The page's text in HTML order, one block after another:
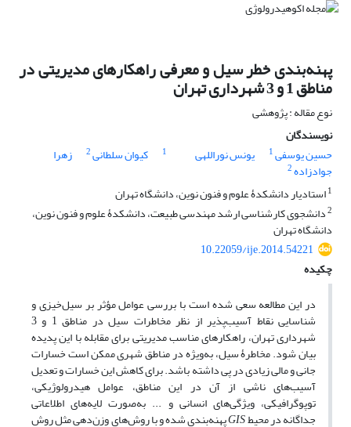
پهنه‌بندی خطر سیل و معرفی راهکارهای مدیریتی در
مناطق 1 و 3 شهرداری تهران
نوع مقاله : پژوهشی
نویسندگان
حسین یوسفی1 یونس نوراللهی 1 کیوان سلطانی2 زهرا
جوادزاده2
1استادیار دانشکدۀ علوم و فنون نوین، دانشگاه تهران
2دانشجوی کارشناسی ارشد مهندسی طبیعت، دانشکدۀ علوم و فنون نوین،
دانشگاه تهران
10.22059/ije.2014.54221
چکیده
در این مطالعه سعی شده است با بررسی عوامل مؤثر بر سیل‌خیزی و
شناسایی نقاط آسیب‌پذیر از نظر مخاطرات سیل در مناطق 1 و 3
شهرداری تهران، راهکارهای مناسب مدیریتی برای مقابله با این پدیده
بیان شود. مخاطرۀ سیل، به‌ویژه در مناطق شهری ممکن است خسارات
جانی و مالی زیادی در پی داشته باشد. برای کاهش این خسارات و تعدیل
آسیب‌های ناشی از آن در این مناطق، عوامل هیدرولوژیکی،
توپوگرافیکی، ویژگی‌های انسانی و ... به‌صورت لایه‌های اطلاعاتی
جداگانه در محیطGISپهنه‌بندی شده و با روش‌های وزن‌دهی مثل روش